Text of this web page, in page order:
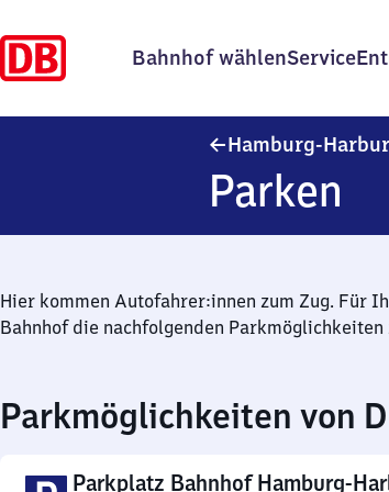
Bahnhof wählenService
Hamburg-
Parken
Hier kommen Autofahrer:innen zum Zug. Für
Bahnhof die nachfolgenden Parkmöglichkeiten
Parkmöglichkeiten von
Parkplatz Bahnhof Hamburg-